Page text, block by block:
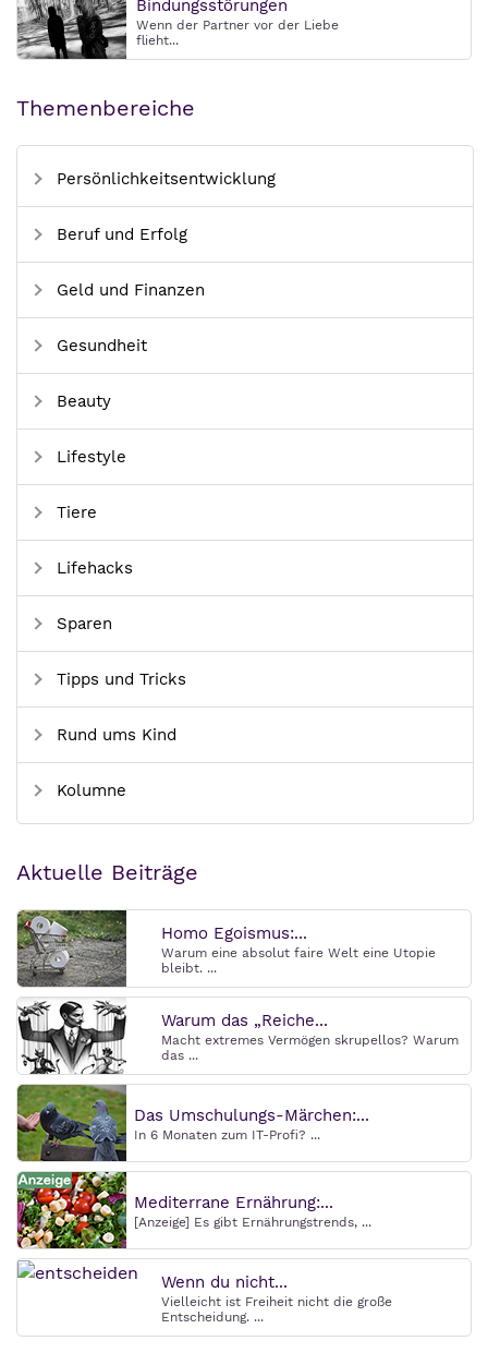
Bindungsstörungen
Wenn der Partner vor der Liebe
flieht...
Themenbereiche
Persönlichkeitsentwicklung
Beruf und Erfolg
Geld und Finanzen
Gesundheit
Beauty
Lifestyle
Tiere
Lifehacks
Sparen
Tipps und Tricks
Rund ums Kind
Kolumne
Aktuelle Beiträge
Homo Egoismus:...
Warum eine absolut faire Welt eine Utopie
bleibt. ...
Warum das „Reiche...
Macht extremes Vermögen skrupellos? Warum
das ...
Das Umschulungs-Märchen:...
In 6 Monaten zum IT-Profi? ...
Mediterrane Ernährung:...
[Anzeige] Es gibt Ernährungstrends, ...
Wenn du nicht...
Vielleicht ist Freiheit nicht die große
Entscheidung. ...